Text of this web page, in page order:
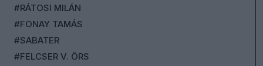
#RÁTOSI MILÁN
#FONAY TAMÁS
#SABATER
#FELCSER V. ÖRS